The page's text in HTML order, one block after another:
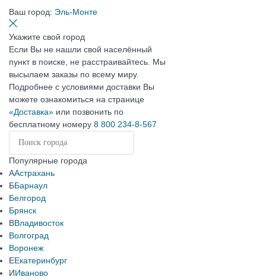
Ваш город: Эль-Монте
Укажите свой город
Если Вы не нашли свой населённый
пункт в поиске, не расстраивайтесь. Мы
высылаем заказы по всему миру.
Подробнее с условиями доставки Вы
можете ознакомиться на странице
«Доставка» или позвонить по
бесплатному номеру 8 800 234-8-567
Популярные города
ААстрахань
ББарнаул
Белгород
Брянск
ВВладивосток
Волгоград
Воронеж
ЕЕкатеринбург
ИИваново